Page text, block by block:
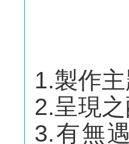
1.製作
2.呈現
3.有無